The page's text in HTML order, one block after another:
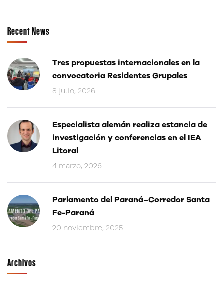
Recent News
Tres propuestas internacionales en la
convocatoria Residentes Grupales
8 julio, 2026
Especialista alemán realiza estancia de
investigación y conferencias en el IEA
Litoral
4 marzo, 2026
Parlamento del Paraná–Corredor Santa
Fe-Paraná
20 noviembre, 2025
Archivos